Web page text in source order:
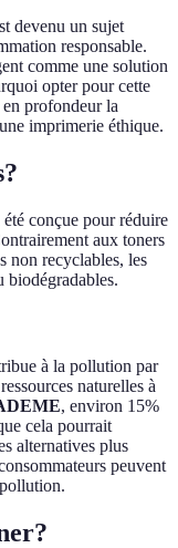
devenu un sujet
responsable.
comme une solution
opter pour cette
profondeur la
imprimerie éthique.
conçue pour réduire
aux toners
non recyclables, les
biodégradables.
à la pollution par
naturelles à
, environ 15%
cela pourrait
alternatives plus
peuvent